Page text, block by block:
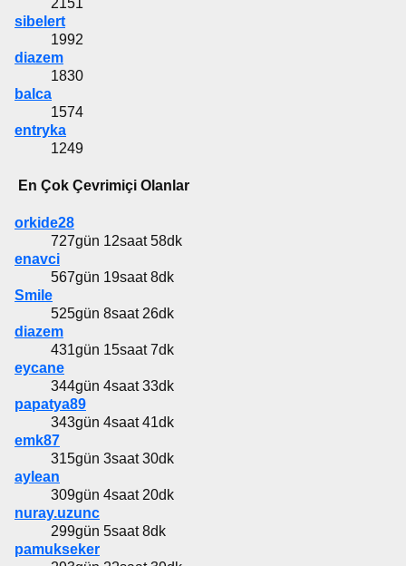
2151
sibelert
1992
diazem
1830
balca
1574
entryka
1249
En Çok Çevrimiçi Olanlar
orkide28
727gün 12saat 58dk
enavci
567gün 19saat 8dk
Smile
525gün 8saat 26dk
diazem
431gün 15saat 7dk
eycane
344gün 4saat 33dk
papatya89
343gün 4saat 41dk
emk87
315gün 3saat 30dk
aylean
309gün 4saat 20dk
nuray.uzunc
299gün 5saat 8dk
pamukseker